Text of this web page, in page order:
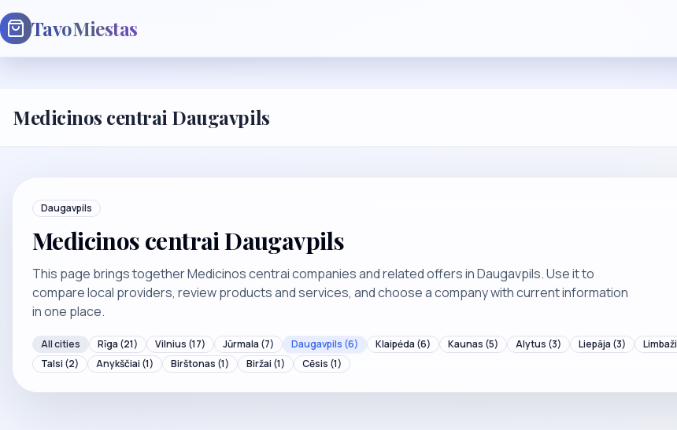
TavoMiestas
Medicinos centrai Daugavpils
Daugavpils
Medicinos centrai Daugavpils
This page brings together Medicinos centrai companies and related offers in Daugavpils. Use it to
compare local providers, review products and services, and choose a company with current information
in one place.
All cities Rīga (21) Vilnius (17) Jūrmala (7) Daugavpils (6) Klaipėda (6) Kaunas (5) Alytus (3) Liepāja (3) Limbaži
Talsi (2) Anykščiai (1) Birštonas (1) Biržai (1) Cēsis (1)